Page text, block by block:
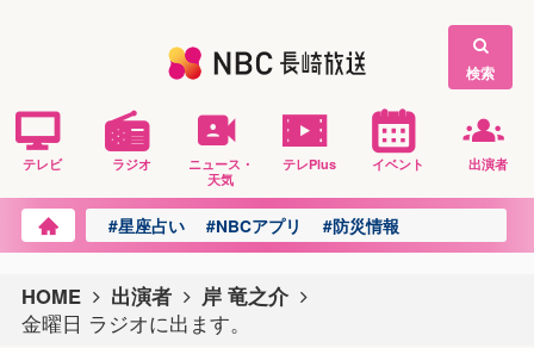
検索
テレビ ラジオ
ニュース・
天気
テレPlus イベント 出演者
#星座占い #NBCアプリ #防災情報
HOME 出演者
岸 竜之介
金曜日 ラジオに出ます。